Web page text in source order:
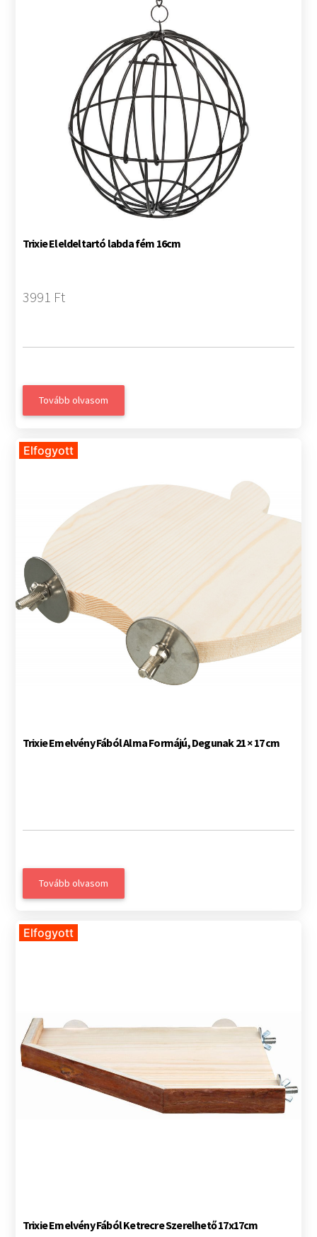
Trixie Eleldeltartó labda fém 16cm
3991 Ft
Tovább olvasom
Elfogyott
Trixie Emelvény Fából Alma Formájú, Degunak 21 × 17 cm
Tovább olvasom
Elfogyott
Trixie Emelvény Fából Ketrecre Szerelhető 17x17cm